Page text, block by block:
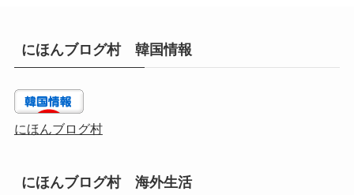
にほんブログ村 韓国情報
にほんブログ村
にほんブログ村 海外生活